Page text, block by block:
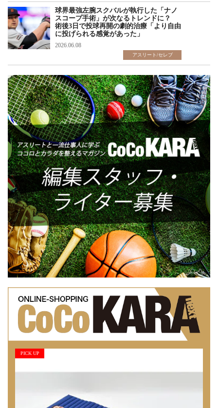
球界最強左腕スクバルが執行した「ナノ
スコープ手術」が次なるトレンドに？
術後3日で投球再開の劇的治療「より自由
に投げられる感覚があった」
2026.06.08
アスリート/セレブ
PICK UP